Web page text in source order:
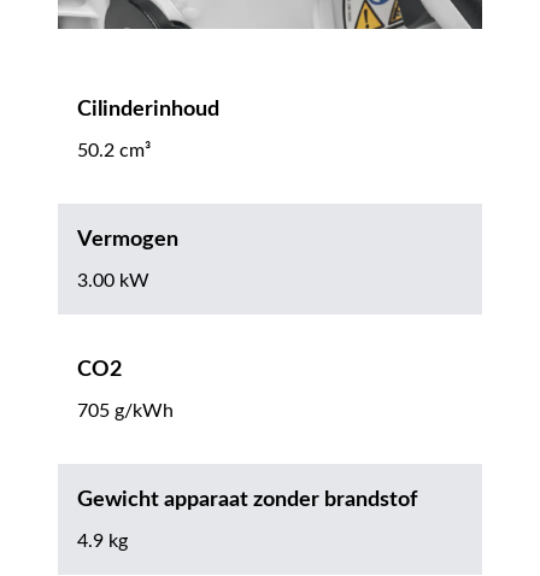
Cilinderinhoud
50.2 cm³
Vermogen
3.00 kW
CO2
705 g/kWh
Gewicht apparaat zonder brandstof
4.9 kg